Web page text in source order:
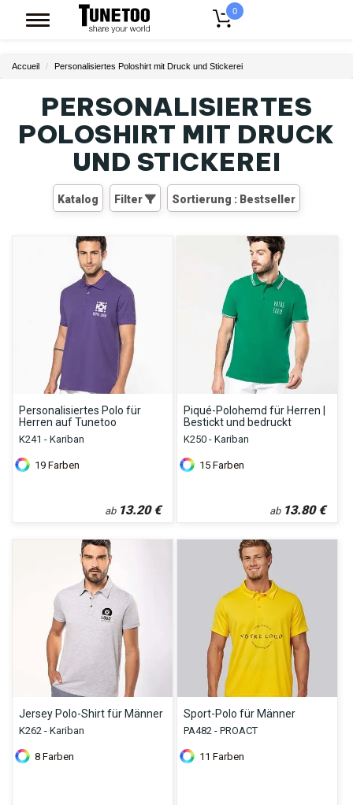
0
Accueil Personalisiertes Poloshirt mit Druck und Stickerei
PERSONALISIERTES
POLOSHIRT MIT DRUCK
UND STICKEREI
Katalog Filter Sortierung : Bestseller
Personalisiertes Polo für
Herren auf Tunetoo
K241 - Kariban
19 Farben
ab 13.20€
Piqué-Polohemd für Herren |
Bestickt und bedruckt
K250 - Kariban
15 Farben
ab 13.80€
Jersey Polo-Shirt für Männer
K262 - Kariban
8 Farben
Sport-Polo für Männer
PA482 - PROACT
11 Farben